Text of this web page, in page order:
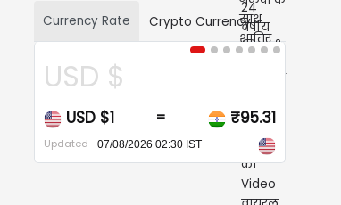
Currency Rate Crypto Currency
USD $
USD $1 = ₹95.31
07/08/2026 02:30 IST
CAD $
CAD $1
Updated